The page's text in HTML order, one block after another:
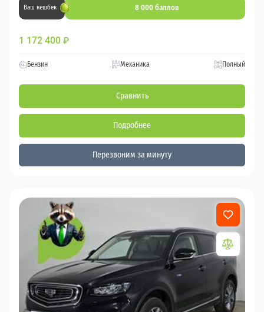
Ваш кешбек 8 000 баллов
1 172 400 ₽
Бензин Механика Полный
Сравнить
Подробнее
Перезвоним за минуту